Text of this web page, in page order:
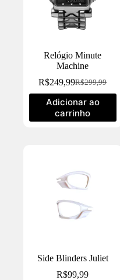
Relógio Minute
Machine
R$299,99
R$249,99
Adicionar ao
carrinho
Side Blinders Juliet
R$99,99